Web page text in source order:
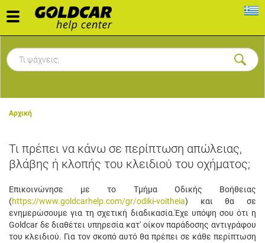
Toggle
navigation
Αρχική
Τι πρέπει να κάνω σε περίπτωση απώλειας,
βλάβης ή κλοπής του κλειδιού του οχήματος;
Επικοινώνησε με το Τμήμα Οδικής Βοήθειας
(https://www.goldcarhelp.com/gr/odiki-voitheia) και θα σε
ενημερώσουμε για τη σχετική διαδικασία.Έχε υπόψη σου ότι η
Goldcar δε διαθέτει υπηρεσία κατ' οίκον παράδοσης αντιγράφου
του κλειδιού. Για τον σκοπό αυτό θα πρέπει σε κάθε περίπτωση